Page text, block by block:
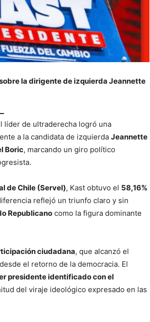
la dirigente de izquierda Jeannette
líder de ultraderecha logró una
a la candidata de izquierda Jeannette
Boric, marcando un giro político
de Chile (Servel), Kast obtuvo el 58,16%
reflejó un triunfo claro y sin
Republicano como la figura dominante
ciudadana, que alcanzó el
el retorno de la democracia. El
presidente identificado con el
del viraje ideológico expresado en las